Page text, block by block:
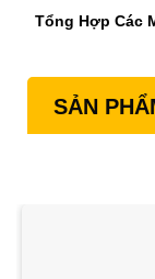
Tổng Hợp Các
SẢN